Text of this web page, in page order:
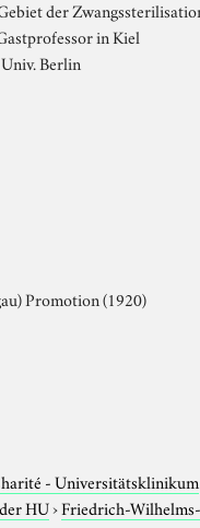
der
in Kiel
Berlin
Promotion (1920)
- Universitätsklinikum
HU›Friedrich-